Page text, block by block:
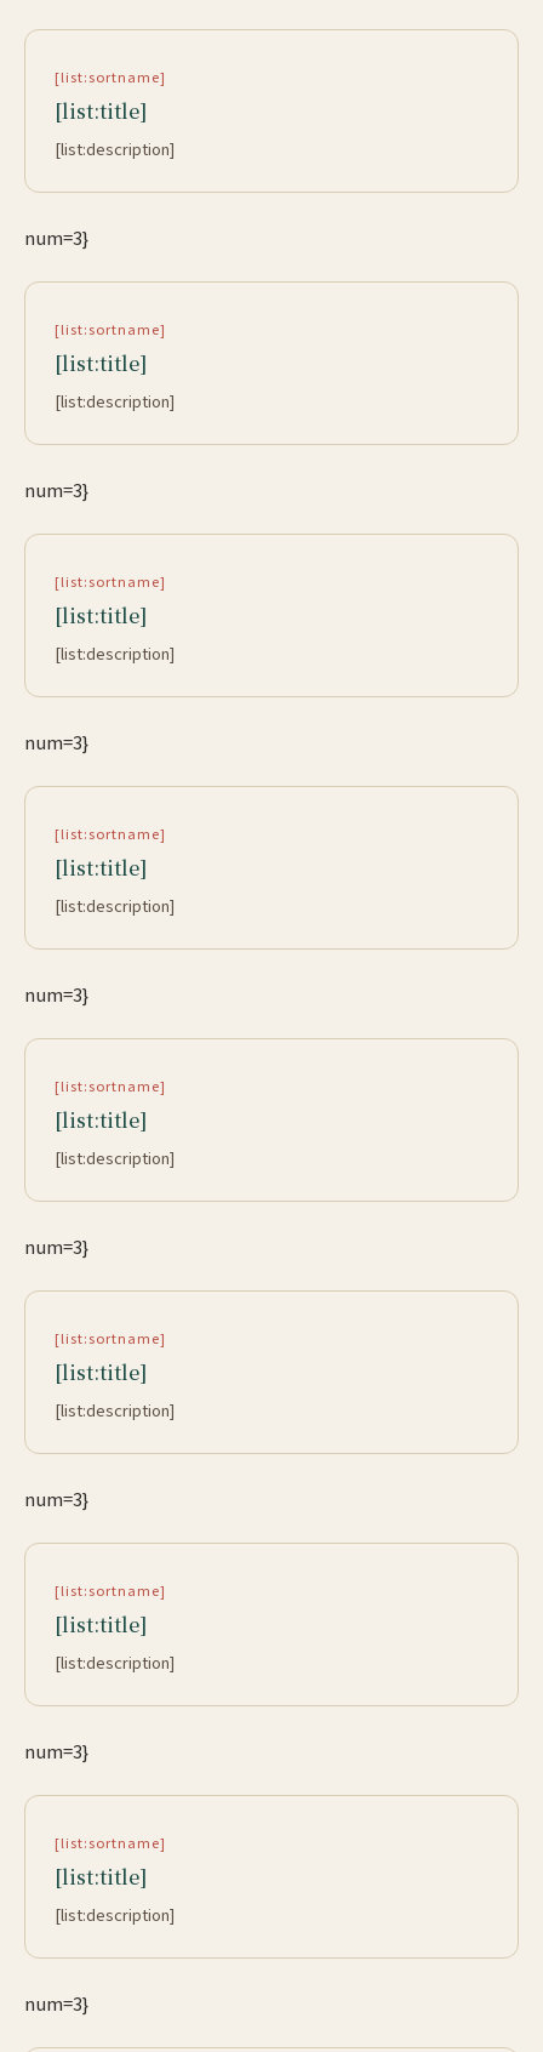
[list:sortname]
[list:title]
[list:description]
num=3}
[list:sortname]
[list:title]
[list:description]
num=3}
[list:sortname]
[list:title]
[list:description]
num=3}
[list:sortname]
[list:title]
[list:description]
num=3}
[list:sortname]
[list:title]
[list:description]
num=3}
[list:sortname]
[list:title]
[list:description]
num=3}
[list:sortname]
[list:title]
[list:description]
num=3}
[list:sortname]
[list:title]
[list:description]
num=3}